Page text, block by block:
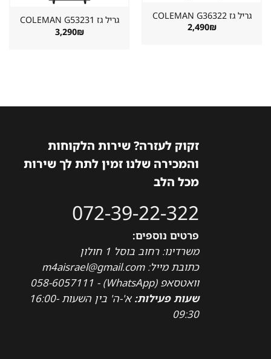
גריל גז ⁦COLEMAN G36322⁩
2,490₪
גריל גז ⁦COLEMAN G53231⁩
3,290₪
זקוק לעזרה? שירות הלקוחות
והמכירה שלנו זמין לתת לך שירות
מכל הלב
072-39-22-322
פרטים נוספים:
משרדינו: רחוב בוסל 1 חולון
כתובת מייל: m4aisrael@gmail.com
וואטסאפ (WhatsApp) - 058-6057111
שעות פעילות:
א'-ה' בין השעות 16:00-
09:30